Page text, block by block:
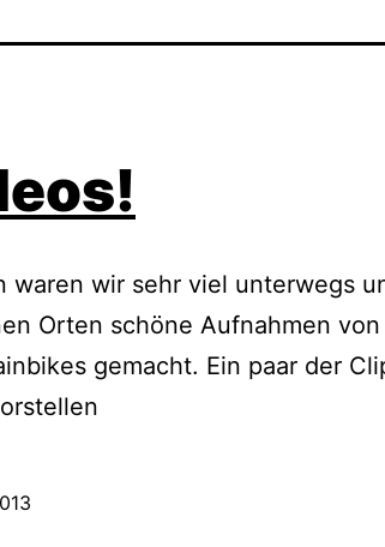
waren wir sehr viel unterwegs
Orten schöne Aufnahmen von
gemacht. Ein paar der